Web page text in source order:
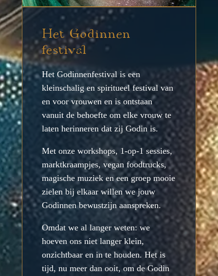
Het Godinnen
festival
Het Godinnenfestival is een
kleinschalig en spiritueel festival van
en voor vrouwen en is ontstaan
vanuit de behoefte om elke vrouw te
laten herinneren dat zij Godin is.
Met onze workshops, 1-op-1 sessies,
marktkraampjes, vegan foodtrucks,
magische muziek en een groep mooie
zielen bij elkaar willen we jouw
Godinnen bewustzijn aanspreken.
Omdat we al langer weten: we
hoeven ons niet langer klein,
onzichtbaar en in te houden. Het is
tijd, nu meer dan ooit, om de Godin